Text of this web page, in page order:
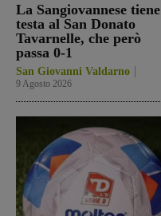
La Sangiovannese tiene
testa al San Donato
Tavarnelle, che però
passa 0-1
San Giovanni Valdarno
9 Agosto 2026